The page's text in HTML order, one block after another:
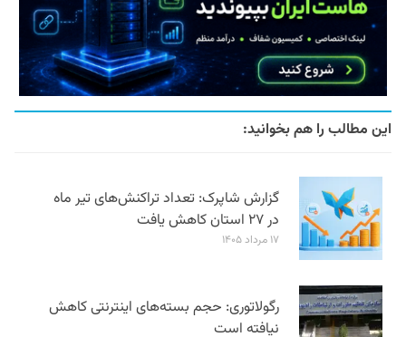
این مطالب را هم بخوانید:
گزارش شاپرک: تعداد تراکنش‌های تیر ماه
در ۲۷ استان‌ کاهش یافت
۱۷ مرداد ۱۴۰۵
رگولاتوری: حجم بسته‌های اینترنتی کاهش
نیافته است